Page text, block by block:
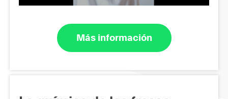
Más información